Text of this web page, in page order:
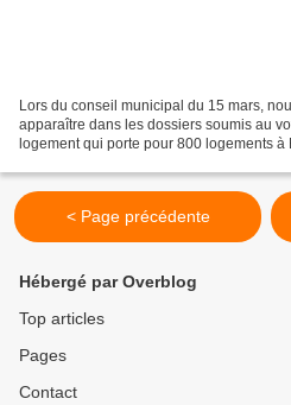
Lors du conseil municipal du 15 mars,
apparaître dans les dossiers soumis au
logement qui porte pour 800 logements
< Page précédente
Hébergé par Overblog
Top articles
Pages
Contact